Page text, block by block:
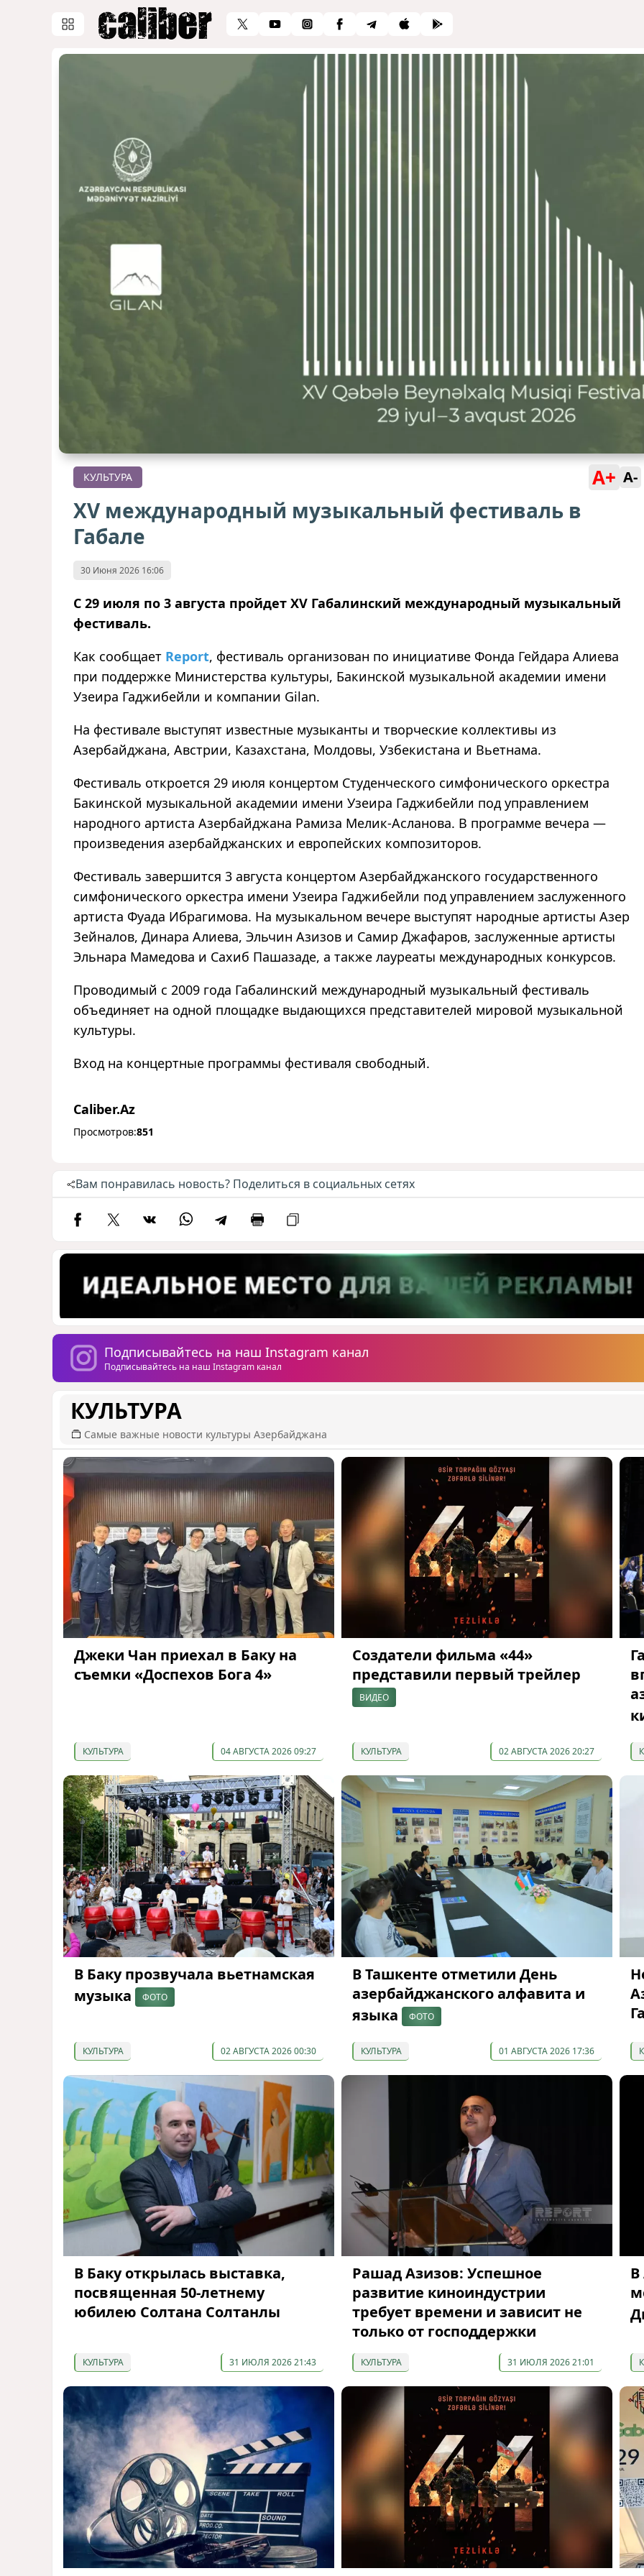
КУЛЬТУРА A+ A-
XV международный музыкальный фестиваль в
Габале
30 Июня 2026 16:06
С 29 июля по 3 августа пройдет XV Габалинский международный музыкальный
фестиваль.
Как сообщает Report, фестиваль организован по инициативе Фонда Гейдара Алиева
при поддержке Министерства культуры, Бакинской музыкальной академии имени
Узеира Гаджибейли и компании Gilan.
На фестивале выступят известные музыканты и творческие коллективы из
Азербайджана, Австрии, Казахстана, Молдовы, Узбекистана и Вьетнама.
Фестиваль откроется 29 июля концертом Студенческого симфонического оркестра
Бакинской музыкальной академии имени Узеира Гаджибейли под управлением
народного артиста Азербайджана Рамиза Мелик-Асланова. В программе вечера —
произведения азербайджанских и европейских композиторов.
Фестиваль завершится 3 августа концертом Азербайджанского государственного
симфонического оркестра имени Узеира Гаджибейли под управлением заслуженного
артиста Фуада Ибрагимова. На музыкальном вечере выступят народные артисты Азер
Зейналов, Динара Алиева, Эльчин Азизов и Самир Джафаров, заслуженные артисты
Эльнара Мамедова и Сахиб Пашазаде, а также лауреаты международных конкурсов.
Проводимый с 2009 года Габалинский международный музыкальный фестиваль
объединяет на одной площадке выдающихся представителей мировой музыкальной
культуры.
Вход на концертные программы фестиваля свободный.
Caliber.Az
Просмотров:851
Вам понравилась новость? Поделиться в социальных сетях
Подписывайтесь на наш Instagram канал
Подписывайтесь на наш Instagram канал
КУЛЬТУРА
Самые важные новости культуры Азербайджана
Джеки Чан приехал в Баку на
съемки «Доспехов Бога 4»
КУЛЬТУРА 04 АВГУСТА 2026 09:27
Создатели фильма «44»
представили первый трейлер
ВИДЕО
КУЛЬТУРА 02 АВГУСТА 2026 20:27
В Баку прозвучала вьетнамская
музыка
ФОТО
КУЛЬТУРА 02 АВГУСТА 2026 00:30
В Ташкенте отметили День
азербайджанского алфавита и
языка
ФОТО
КУЛЬТУРА 01 АВГУСТА 2026 17:36
В Баку открылась выставка,
посвященная 50-летнему
юбилею Солтана Солтанлы
КУЛЬТУРА 31 ИЮЛЯ 2026 21:43
Рашад Азизов: Успешное
развитие киноиндустрии
требует времени и зависит не
только от господдержки
КУЛЬТУРА 31 ИЮЛЯ 2026 21:01
В